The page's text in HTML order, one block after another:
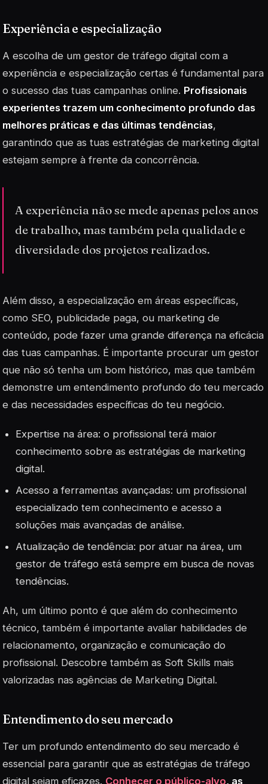
Experiência e especialização
A escolha de um gestor de tráfego digital com a
experiência e especialização certas é fundamental para
o sucesso das tuas campanhas online. Profissionais
experientes trazem um conhecimento profundo das
melhores práticas e das últimas tendências,
garantindo que as tuas estratégias de marketing digital
estejam sempre à frente da concorrência.
A experiência não se mede apenas pelos anos
de trabalho, mas também pela qualidade e
diversidade dos projetos realizados.
Além disso, a especialização em áreas específicas,
como SEO, publicidade paga, ou marketing de
conteúdo, pode fazer uma grande diferença na eficácia
das tuas campanhas. É importante procurar um gestor
que não só tenha um bom histórico, mas que também
demonstre um entendimento profundo do teu mercado
e das necessidades específicas do teu negócio.
Expertise na área: o profissional terá maior
conhecimento sobre as estratégias de marketing
digital.
Acesso a ferramentas avançadas: um profissional
especializado tem conhecimento e acesso a
soluções mais avançadas de análise.
Atualização de tendência: por atuar na área, um
gestor de tráfego está sempre em busca de novas
tendências.
Ah, um último ponto é que além do conhecimento
técnico, também é importante avaliar habilidades de
relacionamento, organização e comunicação do
profissional. Descobre também as Soft Skills mais
valorizadas nas agências de Marketing Digital.
Entendimento do seu mercado
Ter um profundo entendimento do seu mercado é
essencial para garantir que as estratégias de tráfego
digital sejam eficazes. Conhecer o público-alvo, as